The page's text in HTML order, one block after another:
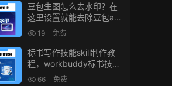
豆包生图怎么去水印？在
这里设置就能去除豆包ai
生图水印
19 免费
标书写作技能skill制作教
程，workbuddy标书技能
生成教程
66 免费